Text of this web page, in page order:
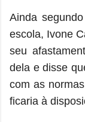
Ainda
escola, Ivone
seu
dela e disse
com as
ficaria à